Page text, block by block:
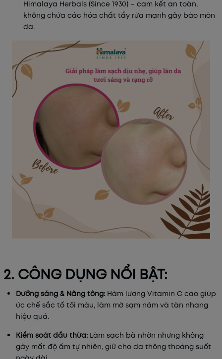
Himalaya Herbals (Since 1930) – cam kết an toàn,
không chứa các hóa chất tẩy rửa mạnh gây bào mòn
da.
2. CÔNG DỤNG NỔI BẬT:
Dưỡng sáng & Nâng tông: Hàm lượng Vitamin C cao giúp
ức chế sắc tố tối màu, làm mờ sạm nám và tàn nhang
hiệu quả.
Kiểm soát dầu thừa: Làm sạch bã nhờn nhưng không
gây mất độ ẩm tự nhiên, giữ cho da thông thoáng suốt